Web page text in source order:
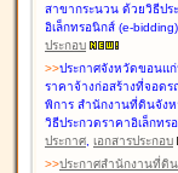
สาขากระนวน ด้วยวิธีปร
อิเล็กทรอนิกส์ (e-bidding)
ประกอบ
>>ประกาศจังหวัดขอนแก่
ราคาจ้างก่อสร้างที่จอด
พิการ สำนักงานที่ดินจัง
วิธีประกวดราคาอิเล็กทร
ประกาศ, เอกสารประกอบ
>>ประกาศสำนักงานที่ดิ